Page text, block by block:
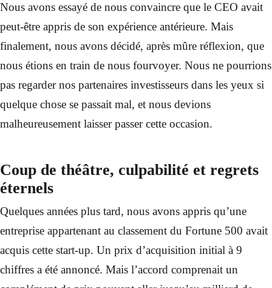
Nous avons essayé de nous convaincre que le CEO avait
peut-être appris de son expérience antérieure. Mais
finalement, nous avons décidé, après mûre réflexion, que
nous étions en train de nous fourvoyer. Nous ne pourrions
pas regarder nos partenaires investisseurs dans les yeux si
quelque chose se passait mal, et nous devions
malheureusement laisser passer cette occasion.
Coup de théâtre, culpabilité et regrets
éternels
Quelques années plus tard, nous avons appris qu’une
entreprise appartenant au classement du Fortune 500 avait
acquis cette start-up. Un prix d’acquisition initial à 9
chiffres a été annoncé. Mais l’accord comprenait un